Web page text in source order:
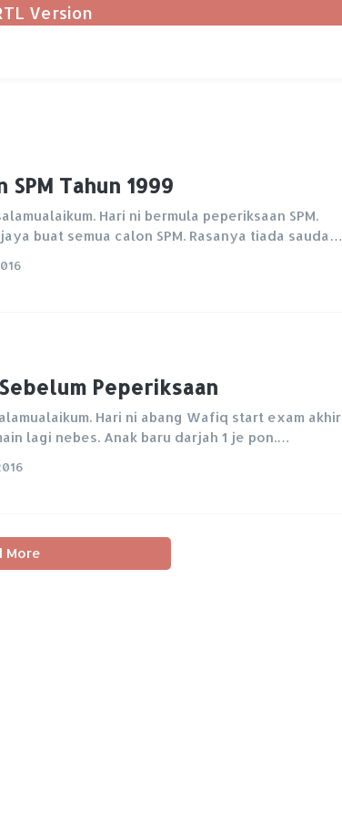
Version
SPM Tahun 1999
Hari ni bermula peperiksaan SPM.
buat semua calon SPM. Rasanya tiada sauda…
Peperiksaan
Hari ni abang Wafiq start exam akhir
lagi nebes. Anak baru darjah 1 je pon.…
More